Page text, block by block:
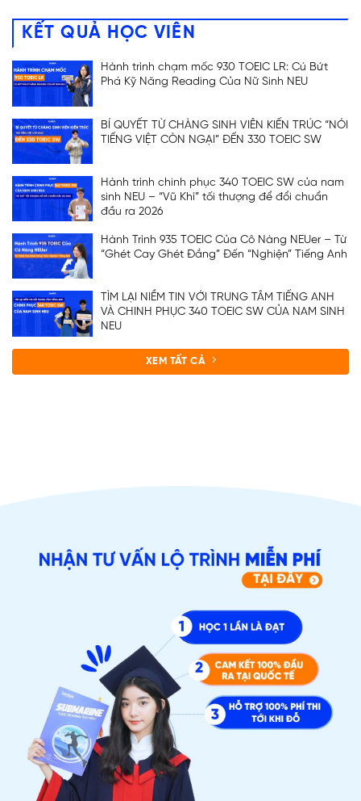
KẾT QUẢ HỌC VIÊN
Hành trình chạm mốc 930 TOEIC LR: Cú Bứt
Phá Kỹ Năng Reading Của Nữ Sinh NEU
BÍ QUYẾT TỪ CHÀNG SINH VIÊN KIẾN TRÚC “NÓI
TIẾNG VIỆT CÒN NGẠI” ĐẾN 330 TOEIC SW
Hành trình chinh phục 340 TOEIC SW của nam
sinh NEU – “Vũ Khí” tối thượng để đổi chuẩn
đầu ra 2026
Hành Trình 935 TOEIC Của Cô Nàng NEUer – Từ
“Ghét Cay Ghét Đắng” Đến “Nghiện” Tiếng Anh
TÌM LẠI NIỀM TIN VỚI TRUNG TÂM TIẾNG ANH
VÀ CHINH PHỤC 340 TOEIC SW CỦA NAM SINH
NEU
XEM TẤT CẢ